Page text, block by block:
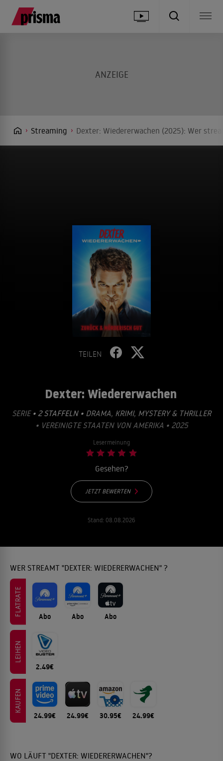
Streaming Dexter: Wiedererwachen (2025): Wer
TEILEN
Dexter: Wiedererwachen
SERIE • 2 STAFFELN • DRAMA, KRIMI, MYSTERY & THRILLER
• VEREINIGTE STAATEN VON AMERIKA • 2025
Lesermeinung
Gesehen?
JETZT BEWERTEN
Stand: 08.08.2026
WER STREAMT "DEXTER: WIEDERERWACHEN" ?
FLATRATE Abo Abo Abo
LEIHEN
2.49€
KAUFEN
24.99€ 24.99€ 30.95€ 24.99€
WO LÄUFT "DEXTER: WIEDERERWACHEN"?